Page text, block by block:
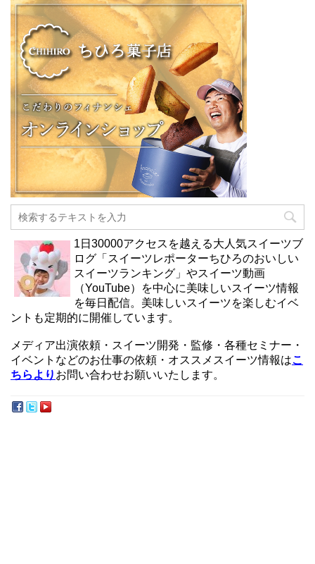
1日30000アクセスを越える大人気スイーツブ
ログ「スイーツレポーターちひろのおいしい
スイーツランキング」やスイーツ動画
（YouTube）を中心に美味しいスイーツ情報
を毎日配信。美味しいスイーツを楽しむイベ
ントも定期的に開催しています。
メディア出演依頼・スイーツ開発・監修・各種セミナー・
イベントなどのお仕事の依頼・オススメスイーツ情報はこ
ちらより お問い合わせお願いいたします。